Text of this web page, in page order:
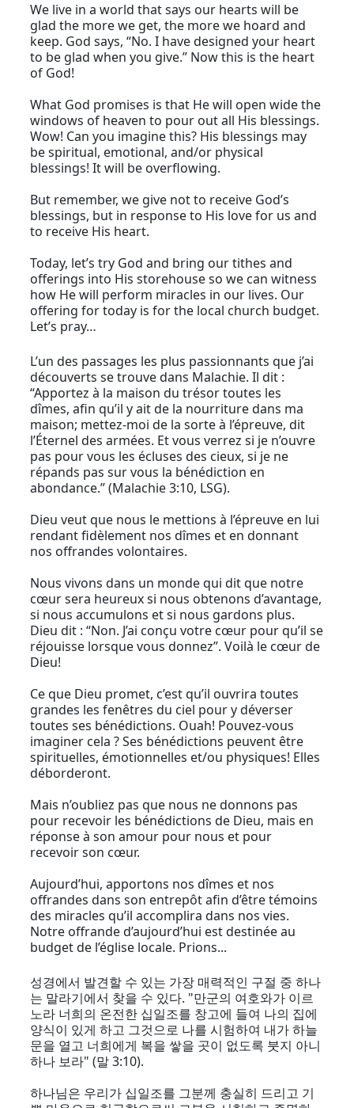
We live in a world that says our hearts will be
glad the more we get, the more we hoard and
keep. God says, “No. I have designed your heart
to be glad when you give.” Now this is the heart
of God!
What God promises is that He will open wide the
windows of heaven to pour out all His blessings.
Wow! Can you imagine this? His blessings may
be spiritual, emotional, and/or physical
blessings! It will be overflowing.
But remember, we give not to receive God’s
blessings, but in response to His love for us and
to receive His heart.
Today, let’s try God and bring our tithes and
offerings into His storehouse so we can witness
how He will perform miracles in our lives. Our
offering for today is for the local church budget.
Let’s pray…
L’un des passages les plus passionnants que j’ai
découverts se trouve dans Malachie. Il dit :
“Apportez à la maison du trésor toutes les
dîmes, afin qu’il y ait de la nourriture dans ma
maison; mettez-moi de la sorte à l’épreuve, dit
l’Éternel des armées. Et vous verrez si je n’ouvre
pas pour vous les écluses des cieux, si je ne
répands pas sur vous la bénédiction en
abondance.” (Malachie 3:10, LSG).
Dieu veut que nous le mettions à l’épreuve en lui
rendant fidèlement nos dîmes et en donnant
nos offrandes volontaires.
Nous vivons dans un monde qui dit que notre
cœur sera heureux si nous obtenons d’avantage,
si nous accumulons et si nous gardons plus.
Dieu dit : “Non. J’ai conçu votre cœur pour qu’il se
réjouisse lorsque vous donnez”. Voilà le cœur de
Dieu!
Ce que Dieu promet, c’est qu’il ouvrira toutes
grandes les fenêtres du ciel pour y déverser
toutes ses bénédictions. Ouah! Pouvez-vous
imaginer cela ? Ses bénédictions peuvent être
spirituelles, émotionnelles et/ou physiques! Elles
déborderont.
Mais n’oubliez pas que nous ne donnons pas
pour recevoir les bénédictions de Dieu, mais en
réponse à son amour pour nous et pour
recevoir son cœur.
Aujourd’hui, apportons nos dîmes et nos
offrandes dans son entrepôt afin d’être témoins
des miracles qu’il accomplira dans nos vies.
Notre offrande d’aujourd’hui est destinée au
budget de l’église locale. Prions...
성경에서 발견할 수 있는 가장 매력적인 구절 중 하나
는 말라기에서 찾을 수 있다. "만군의 여호와가 이르
노라 너희의 온전한 십일조를 창고에 들여 나의 집에
양식이 있게 하고 그것으로 나를 시험하여 내가 하늘
문을 열고 너희에게 복을 쌓을 곳이 없도록 붓지 아니
하나 보라" (말 3:10).
하나님은 우리가 십일조를 그분께 충실히 드리고 기